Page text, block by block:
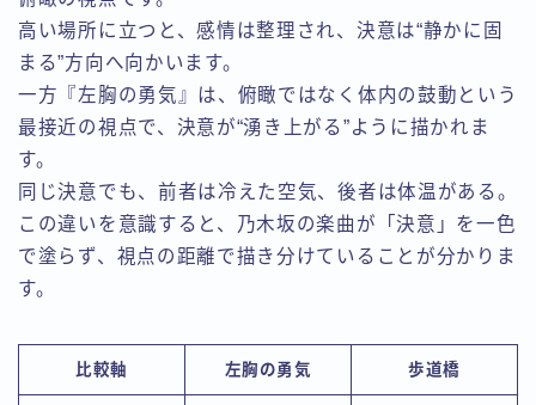
高い場所に立つと、感情は整理され、決意は“静かに固
まる”方向へ向かいます。
一方『左胸の勇気』は、俯瞰ではなく体内の鼓動という
最接近の視点で、決意が“湧き上がる”ように描かれま
す。
同じ決意でも、前者は冷えた空気、後者は体温がある。
この違いを意識すると、乃木坂の楽曲が「決意」を一色
で塗らず、視点の距離で描き分けていることが分かりま
す。
比較軸 左胸の勇気 歩道橋